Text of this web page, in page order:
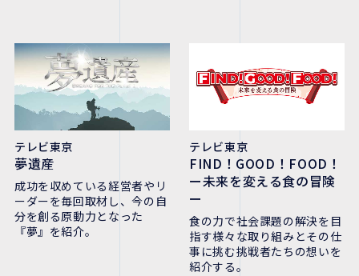
テレビ東京
夢遺産
成功を収めている経営者やリ
ーダーを毎回取材し、今の自
分を創る原動力となった
『夢』を紹介。
テレビ東京
FIND！GOOD！FOOD！
ー未来を変える食の冒険
ー
食の力で社会課題の解決を目
指す様々な取り組みとその仕
事に挑む挑戦者たちの想いを
紹介する。